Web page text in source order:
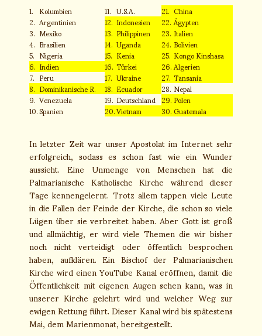
1. Kolumbien 11. U.S.A. 21. China
2. Argentinien 12.Indonesien 22.Ägypten
3. Mexiko 13. Philippinen 23.Italien
4. Brasilien 14. Uganda 24.Bolivien
5. Nigeria 15. Kenia 25. Kongo Kinshasa
6.Indien 16.Türkei 26.Algerien
7. Peru 17. Ukraine 27.Tansania
8. Dominikanische R. 18.Ecuador 28.Nepal
9.Venezuela 19.Deutschland 29.Polen
10.Spanien 20.Vietnam 30.Guatemala
In letzter Zeit war unser Apostolat im Internet sehr
erfolgreich, sodass es schon fast wie ein Wunder
aussieht. Eine Unmenge von Menschen hat die
Palmarianische Katholische Kirche während dieser
Tage kennengelernt. Trotz allem tappen viele Leute
in die Fallen der Feinde der Kirche, die schon so viele
Lügen über sie verbreitet haben. Aber Gott ist groß
und allmächtig, er wird viele Themen die wir bisher
noch nicht verteidigt oder öffentlich besprochen
haben, aufklären. Ein Bischof der Palmarianischen
Kirche wird einen YouTube Kanal eröffnen, damit die
Öffentlichkeit mit eigenen Augen sehen kann, was in
unserer Kirche gelehrt wird und welcher Weg zur
ewigen Rettung führt. Dieser Kanal wird bis spätestens
Mai, dem Marienmonat, bereitgestellt.